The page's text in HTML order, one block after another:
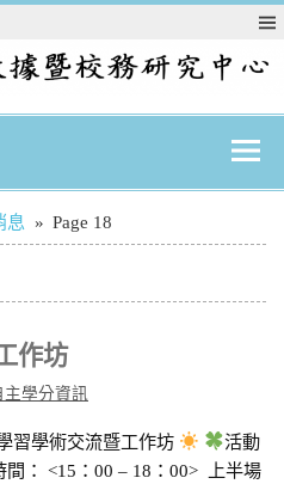
息 Page 18
作坊
主學分資訊
習學術交流暨工作坊
活動
間： <15：00 – 18：00> 上半場